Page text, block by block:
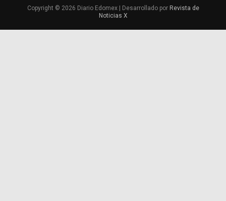
Copyright © 2026 Diario Edomex | Desarrollado por Revista de
Noticias X